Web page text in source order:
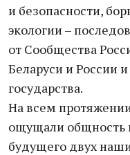
и безопасности,
экологии –
от Сообщества
Беларуси и России
государства.
На всем
ощущали общность
будущего двух